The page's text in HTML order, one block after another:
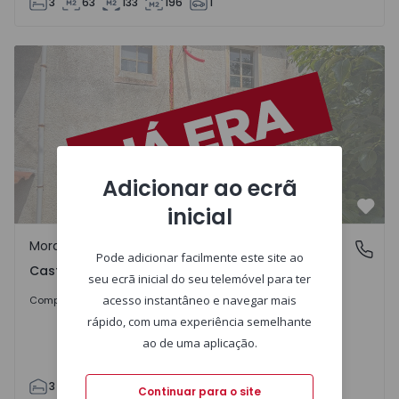
Moradia T3 com Jardim Coimbra, Castelo Viegas -
Castelo Viegas, Coimbra
Moradia
Castelo Viegas, Coimbra
Comprar Sob Consulta
3 104 301 0
Adicionar ao ecrã
inicial
Pode adicionar facilmente este site ao
seu ecrã inicial do seu telemóvel para ter
acesso instantâneo e navegar mais
rápido, com uma experiência semelhante
ao de uma aplicação.
Continuar para o site